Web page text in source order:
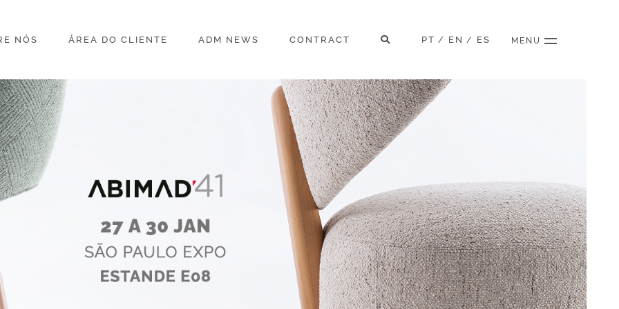
NÓS ÁREA DO CLIENTE ADM NEWS CONTRACT PT / EN / ES MENU